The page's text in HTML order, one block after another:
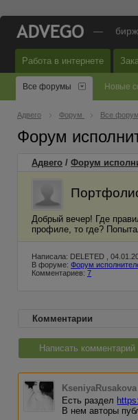
—
Работа в интернете
Все форумы Новые
Адвего Форум Все
Форум
Адвего / Форум
Добрый вечер! Где
профиле, то где?
Написала: DELETED ,
В форуме: Форум
Комментариев: 7
Комментарии
Написать комментарий
KseniyaRusakova
Есть раздел
В нем авторы